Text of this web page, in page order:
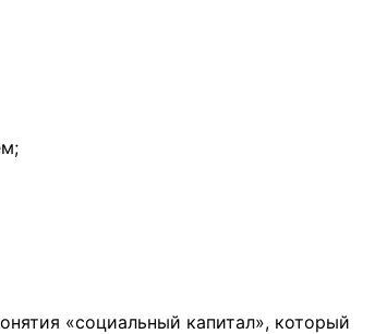
«социальный капитал», который